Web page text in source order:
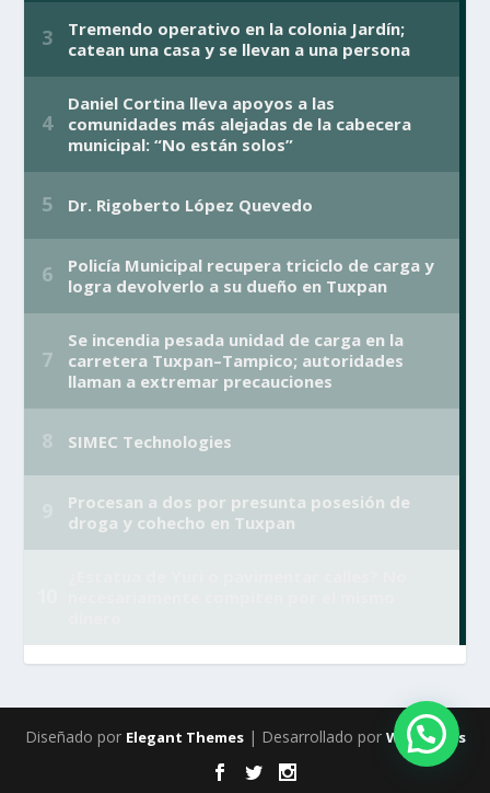
Diseñado por Elegant Themes| Desarrollado por WordPress